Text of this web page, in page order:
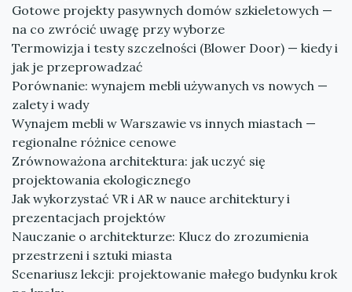
Gotowe projekty pasywnych domów szkieletowych —
na co zwrócić uwagę przy wyborze
Termowizja i testy szczelności (Blower Door) — kiedy i
jak je przeprowadzać
Porównanie: wynajem mebli używanych vs nowych —
zalety i wady
Wynajem mebli w Warszawie vs innych miastach —
regionalne różnice cenowe
Zrównoważona architektura: jak uczyć się
projektowania ekologicznego
Jak wykorzystać VR i AR w nauce architektury i
prezentacjach projektów
Nauczanie o architekturze: Klucz do zrozumienia
przestrzeni i sztuki miasta
Scenariusz lekcji: projektowanie małego budynku krok